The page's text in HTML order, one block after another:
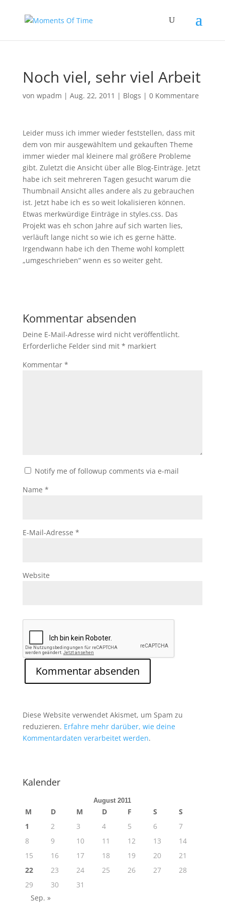
Noch viel, sehr viel Arbeit
von wpadm | Aug. 22, 2011 | Blogs | 0 Kommentare
Leider muss ich immer wieder feststellen, dass mit
dem von mir ausgewähltem und gekauften Theme
immer wieder mal kleinere mal größere Probleme
gibt. Zuletzt die Ansicht über alle Blog-Einträge. Jetzt
habe ich seit mehreren Tagen gesucht warum die
Thumbnail Ansicht alles andere als zu gebrauchen
ist. Jetzt habe ich es so weit lokalisieren können.
Etwas merkwürdige Einträge in styles.css. Das
Projekt was eh schon Jahre auf sich warten lies,
verläuft lange nicht so wie ich es gerne hätte.
Irgendwann habe ich den Theme wohl komplett
„umgeschrieben“ wenn es so weiter geht.
Kommentar absenden
Deine E-Mail-Adresse wird nicht veröffentlicht.
Erforderliche Felder sind mit * markiert
Kommentar *
Notify me of followup comments via e-mail
Name *
E-Mail-Adresse *
Website
Diese Website verwendet Akismet, um Spam zu
reduzieren. Erfahre mehr darüber, wie deine
Kommentardaten verarbeitet werden.
Kalender
August 2011
M D M D F S
S
1
2 3 4 5 6
7
8
9 10 11 12 13
14
15
16 17 18 19 20
21
22
23 24 25 26 27
28
29
30
31
Sep. »